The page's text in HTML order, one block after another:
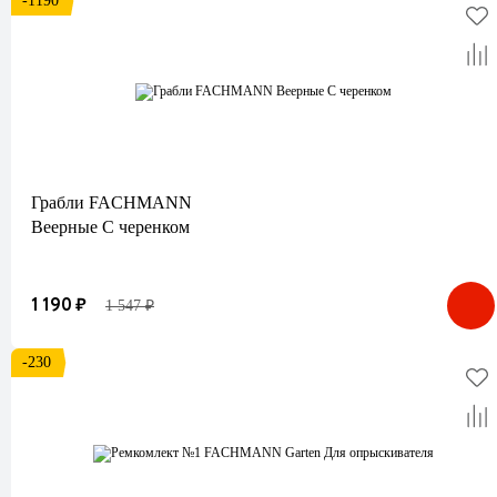
Грабли FACHMANN
Веерные С черенком
1 190 ₽ 1 547 ₽
-230